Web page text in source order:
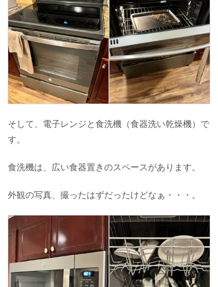
そして、電子レンジと食洗機（食器洗い乾燥機）で
す。
食洗機は、広い食器置きのスペースがあります。
外観の写真、撮ったはずだったけどなぁ・・・。